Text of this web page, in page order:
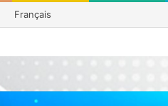
Français